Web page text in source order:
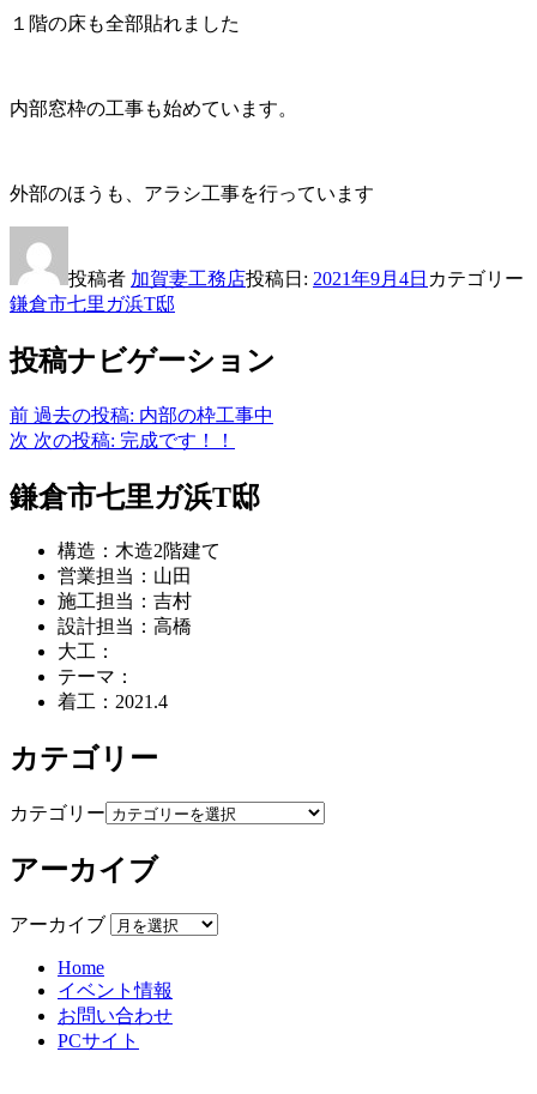
１階の床も全部貼れました
内部窓枠の工事も始めています。
外部のほうも、アラシ工事を行っています
投稿者 加賀妻工務店投稿日: 2021年9月4日 カテゴリー
鎌倉市七里ガ浜T邸
投稿ナビゲーション
前 過去の投稿: 内部の枠工事中
次 次の投稿: 完成です！！
鎌倉市七里ガ浜T邸
構造：木造2階建て
営業担当：山田
施工担当：吉村
設計担当：高橋
大工：
テーマ：
着工：2021.4
カテゴリー
カテゴリー
アーカイブ
アーカイブ
Home
イベント情報
お問い合わせ
PCサイト